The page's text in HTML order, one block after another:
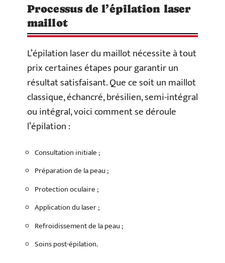
Processus de l’épilation laser
maillot
L’épilation laser du maillot nécessite à tout
prix certaines étapes pour garantir un
résultat satisfaisant. Que ce soit un maillot
classique, échancré, brésilien, semi-intégral
ou intégral, voici comment se déroule
l’épilation :
Consultation initiale ;
Préparation de la peau ;
Protection oculaire ;
Application du laser ;
Refroidissement de la peau ;
Soins post-épilation.